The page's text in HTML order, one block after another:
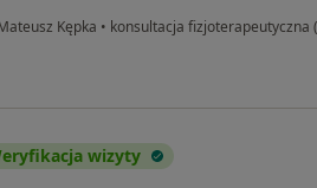
Kępka • konsultacja fizjoterapeutyczna
wizyty